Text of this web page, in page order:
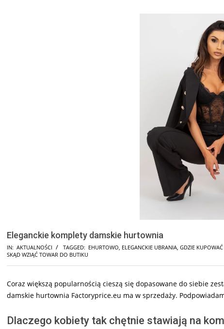
Eleganckie komplety damskie hurtownia
IN: AKTUALNOŚCI TAGGED: EHURTOWO, ELEGANCKIE UBRANIA, GDZIE
SKĄD WZIĄĆ TOWAR DO BUTIKU
Coraz większą popularnością cieszą się dopasowane do siebie
damskie hurtownia Factoryprice.eu ma w sprzedaży.
Dlaczego kobiety tak chętnie stawiają na